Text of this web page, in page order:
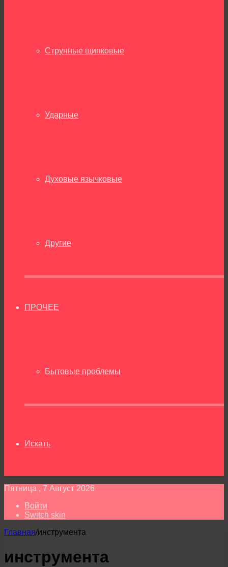
Струнные щипковые
Ударные
Духовые язычковые
Другие
ПРОЧЕЕ
Бытовые проблемы
Искать
Пятница , 7 Август 2026
Войти
Switch skin
Главная/инструмента
инструмента